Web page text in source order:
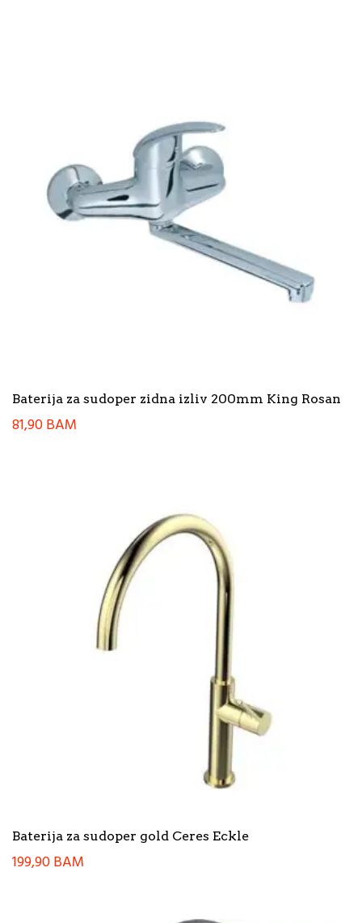
Baterija za sudoper zidna izliv 200mm King Rosan
81,90BAM
Baterija za sudoper gold Ceres Eckle
199,90BAM